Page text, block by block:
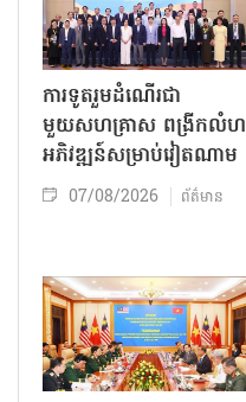
ការទូតរួមដំណើរជា
មួយសហគ្រាស ពង្រីកលំហ
អភិវឌ្ឍន៍សម្រាប់វៀតណាម
07/08/2026 ព័ត៌មាន